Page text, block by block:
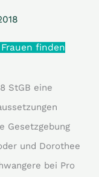
finden
StGB eine
Gesetzgebung
und Dorothee
bei Pro